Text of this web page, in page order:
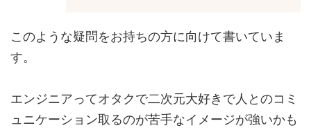
このような疑問をお持ちの方に向けて書いていま
す。
エンジニアってオタクで二次元大好きで人とのコミ
ュニケーション取るのが苦手なイメージが強いかも